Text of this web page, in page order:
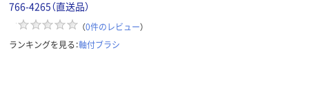
766-4265（直送品）
（0件のレビュー）
ランキングを見る：軸付ブラシ